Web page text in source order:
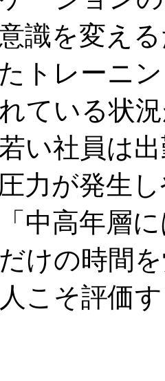
識を変え
トレーニ
ている状
い社員は
力が発生
中高年層
けの時間
こそ評価